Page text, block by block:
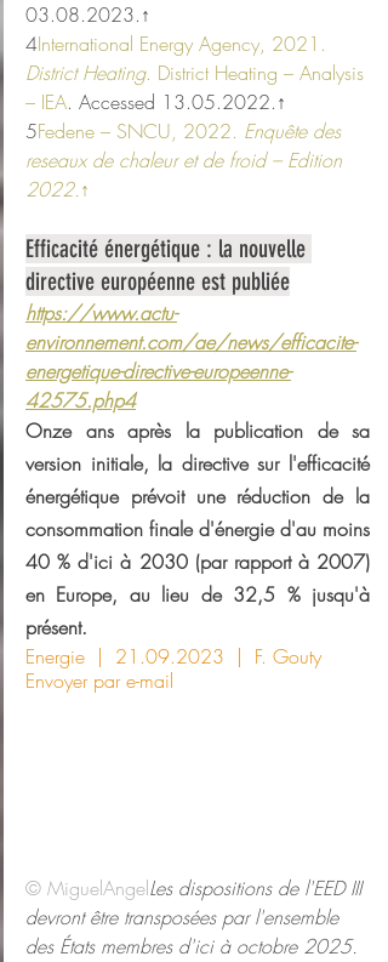
03.08.2023.↑
4International Energy Agency, 2021.
District Heating. District Heating – Analysis
– IEA. Accessed 13.05.2022.↑
5Fedene – SNCU, 2022. Enquête des
reseaux de chaleur et de froid – Edition
2022.↑
Efficacité énergétique : la nouvelle
directive européenne est publiée
https://www.actu-
environnement.com/ae/news/efficacite-
energetique-directive-europeenne-
42575.php4
Onze ans après la publication de sa
version initiale, la directive sur l'efficacité
énergétique prévoit une réduction de la
consommation finale d'énergie d'au moins
40 % d'ici à 2030 (par rapport à 2007)
en Europe, au lieu de 32,5 % jusqu'à
présent.
Energie
  |  21.09.2023  |
F. Gouty
Envoyer par e-mail
© MiguelAngelLes dispositions de l'EED III
devront être transposées par l'ensemble
des États membres d'ici à octobre 2025.